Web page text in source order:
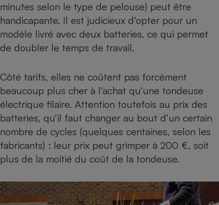
minutes selon le type de pelouse) peut être
handicapante. Il est judicieux d’opter pour un
modèle livré avec deux batteries, ce qui permet
de doubler le temps de travail.
Côté tarifs, elles ne coûtent pas forcément
beaucoup plus cher à l’achat qu’une tondeuse
électrique filaire. Attention toutefois au prix des
batteries, qu’il faut changer au bout d’un certain
nombre de cycles (quelques centaines, selon les
fabricants) : leur prix peut grimper à 200 €, soit
plus de la moitié du coût de la tondeuse.